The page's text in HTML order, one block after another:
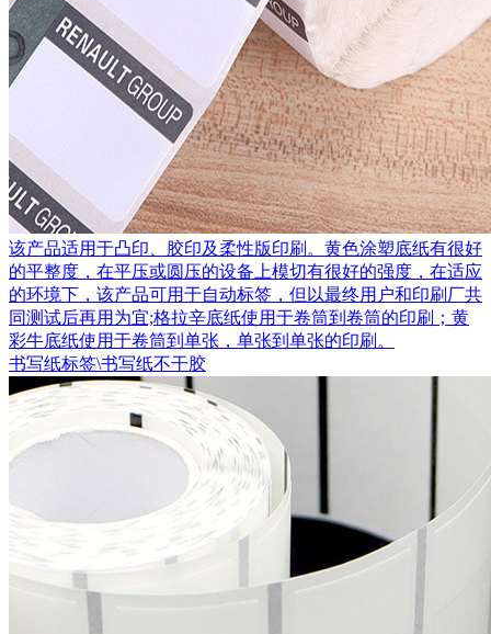
该产品适用于凸印、胶印及柔性版印刷。黄色涂塑底纸有很好
的平整度，在平压或圆压的设备上模切有很好的强度，在适应
的环境下，该产品可用于自动标签，但以最终用户和印刷厂共
同测试后再用为宜;格拉辛底纸使用于卷筒到卷筒的印刷；黄
彩牛底纸使用于卷筒到单张，单张到单张的印刷。
书写纸标签\书写纸不干胶